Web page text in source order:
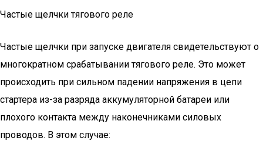
Частые щелчки тягового реле
Частые щелчки при запуске двигателя свидетельствуют о
многократном срабатывании тягового реле. Это может
происходить при сильном падении напряжения в цепи
стартера из-за разряда аккумуляторной батареи или
плохого контакта между наконечниками силовых
проводов. В этом случае: